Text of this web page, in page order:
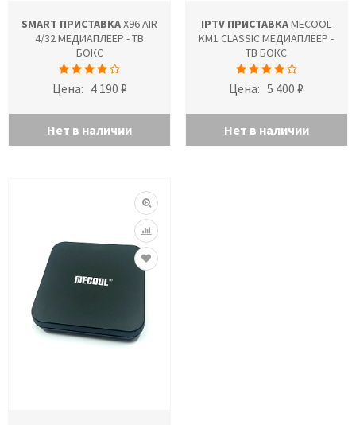
SMART ПРИСТАВКАX96 AIR
4/32 МЕДИАПЛЕЕР - ТВ
БОКС
Цена: 4 190 ₽
Нет в наличии
IPTV ПРИСТАВКАMECOOL
KM1 CLASSIC МЕДИАПЛЕЕР -
ТВ БОКС
Цена: 5 400 ₽
Нет в наличии